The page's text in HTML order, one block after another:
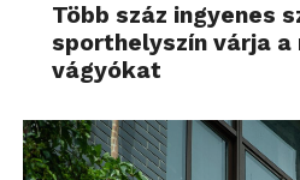
Több száz ingyenes
sporthelyszín várja a
vágyókat